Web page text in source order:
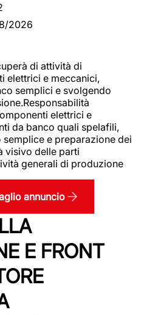
2026
di attività di
elettrici e meccanici,
semplici e svolgendo
elettrici e
da banco quali spelafili,
e preparazione dei
visivo delle parti
generali di produzione
annuncio
E FRONT